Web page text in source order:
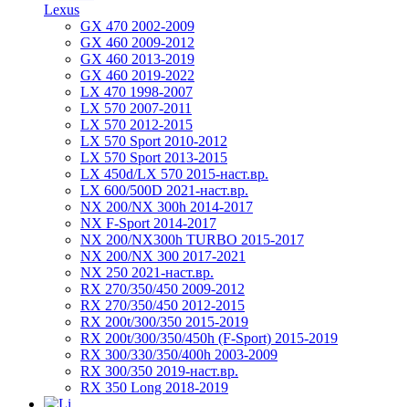
Lexus
GX 470 2002-2009
GX 460 2009-2012
GX 460 2013-2019
GX 460 2019-2022
LX 470 1998-2007
LX 570 2007-2011
LX 570 2012-2015
LX 570 Sport 2010-2012
LX 570 Sport 2013-2015
LX 450d/LX 570 2015-наст.вр.
LX 600/500D 2021-наст.вр.
NX 200/NX 300h 2014-2017
NX F-Sport 2014-2017
NX 200/NX300h TURBO 2015-2017
NX 200/NX 300 2017-2021
NX 250 2021-наст.вр.
RX 270/350/450 2009-2012
RX 270/350/450 2012-2015
RX 200t/300/350 2015-2019
RX 200t/300/350/450h (F-Sport) 2015-2019
RX 300/330/350/400h 2003-2009
RX 300/350 2019-наст.вр.
RX 350 Long 2018-2019